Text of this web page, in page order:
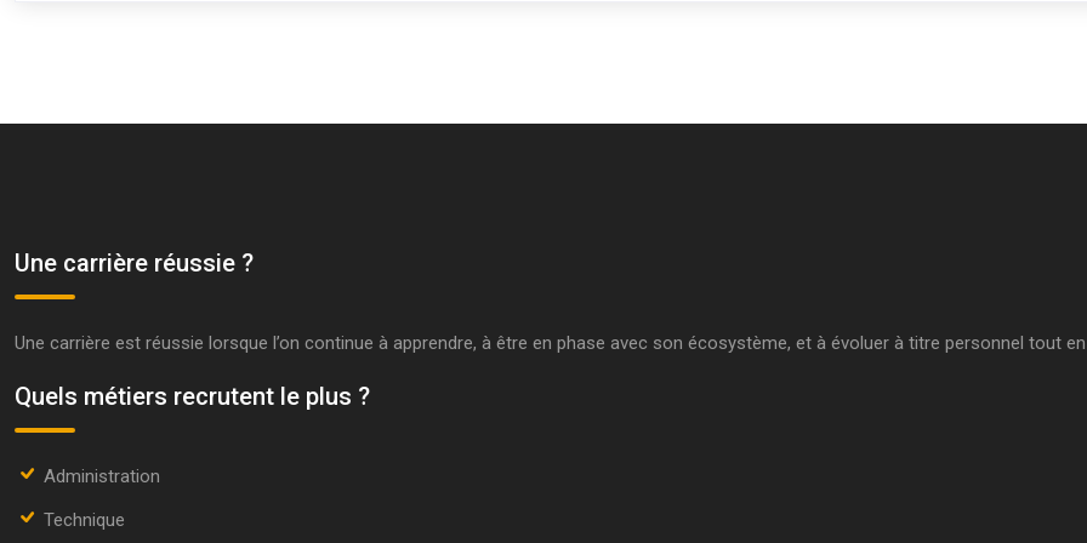
Une carrière réussie ?
Une carrière est réussie lorsque l’on continue à apprendre, à être en phase avec son écosystème, et à évoluer à titre personnel tout
Quels métiers recrutent le plus ?
Administration
Technique